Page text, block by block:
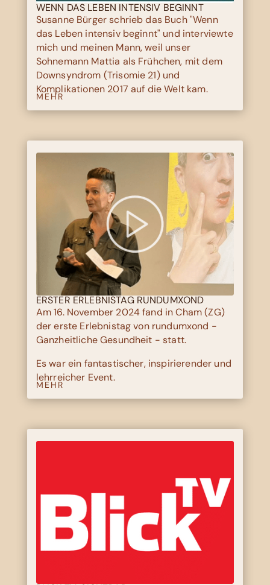
WENN DAS LEBEN INTENSIV BEGINNT
Susanne Bürger schrieb das Buch "Wenn
das Leben intensiv beginnt" und interviewte
mich und meinen Mann, weil unser
Sohnemann Mattia als Frühchen, mit dem
Downsyndrom (Trisomie 21) und
Komplikationen 2017 auf die Welt kam.
MEHR
ERSTER ERLEBNISTAG RUNDUMXOND
Am 16. November 2024 fand in Cham (ZG)
der erste Erlebnistag von rundumxond -
Ganzheitliche Gesundheit - statt.
Es war ein fantastischer, inspirierender und
lehrreicher Event.
MEHR